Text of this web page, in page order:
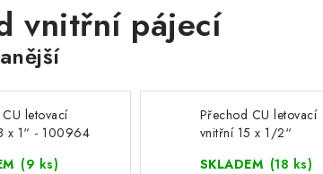
vnitřní pájecí
letovací
x 1“ - 100964
(9 ks)
Přechod CU letovací
vnitřní 15 x 1/2“
SKLADEM (18 ks)